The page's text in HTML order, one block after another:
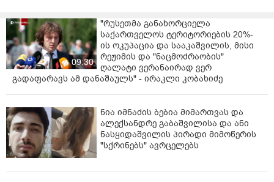
09:30
"რუსეთმა განახორციელა
საქართველოს ტერიტორიების 20%-
ის ოკუპაცია და სააკაშვილის, მისი
რეჟიმის და "ნაცმოძრაობის"
ღალატი ვერანაირად ვერ
გადაფარავს ამ დანაშაულს" - ირაკლი კობახიძე
ნია იმნაძის ბებია მიმართვას და
ალექსანდრე გაბაშვილისა და ანი
ნასყიდაშვილის პირადი მიმოწერის
"სქრინებს" ავრცელებს